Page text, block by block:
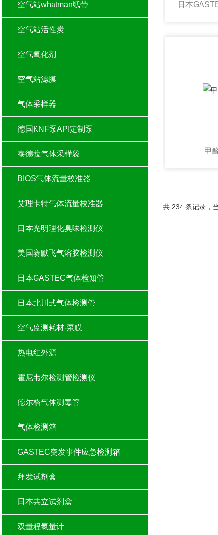
甲
共 234 条记录，
空气站whatman纸带
空气站活性炭
空气氧化剂
空气站滤膜
气体采样器
德国KNF泵API定制泵
泰德拉气体采样袋
BIOS气体流量校准器
艾理卡特气体流量校准器
日本光明理化臭味检测仪
美国赛默飞气溶胶检测仪
日本GASTEC气体检知管
日本北川式气体检测管
空气监测耗材-泵膜
热电红外源
霍尼韦尔检测管检测仪
德尔格气体测毒管
气体检测箱
GASTEC突发事件应急检测箱
拜发试剂盒
日本共立试剂盒
双量程氯量计